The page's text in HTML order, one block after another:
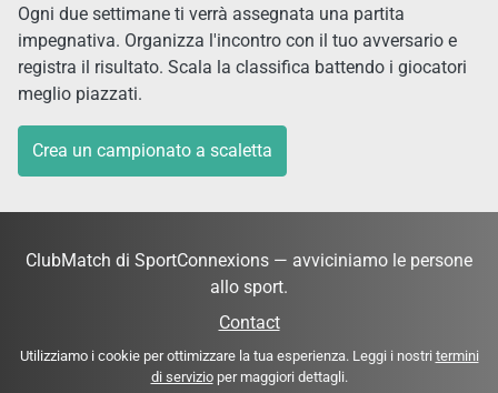
Ogni due settimane ti verrà assegnata una partita
impegnativa. Organizza l'incontro con il tuo avversario e
registra il risultato. Scala la classifica battendo i giocatori
meglio piazzati.
Crea un campionato a scaletta
ClubMatch di SportConnexions — avviciniamo le persone
allo sport.
Contact
Utilizziamo i cookie per ottimizzare la tua esperienza. Leggi i nostri termini
di servizioper maggiori dettagli.